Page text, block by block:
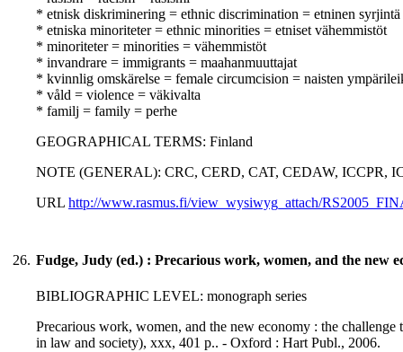
* etnisk diskriminering = ethnic discrimination = etninen syrjintä
* etniska minoriteter = ethnic minorities = etniset vähemmistöt
* minoriteter = minorities = vähemmistöt
* invandrare = immigrants = maahanmuuttajat
* kvinnlig omskärelse = female circumcision = naisten
* våld = violence = väkivalta
* familj = family = perhe
GEOGRAPHICAL TERMS: Finland
NOTE (GENERAL): CRC, CERD, CAT, CEDAW, ICCPR,
URL http://www.rasmus.fi/view_wysiwyg_attach/
26. Fudge, Judy (ed.) : Precarious work, women, and the new
BIBLIOGRAPHIC LEVEL: monograph series
Precarious work, women, and the new economy : the
in law and society), xxx, 401 p.. - Oxford : Hart Publ., 2006.